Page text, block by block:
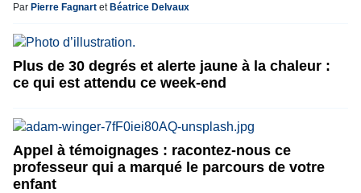
Par Pierre Fagnart et Béatrice Delvaux
Plus de 30 degrés et alerte jaune à la chaleur :
ce qui est attendu ce week-end
Appel à témoignages : racontez-nous ce
professeur qui a marqué le parcours de votre
enfant